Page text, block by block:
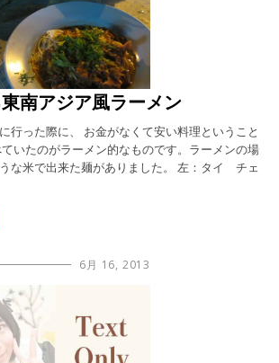
南アジア風ラーメン
行った際に、 お金がなくて安い料理ということ
いたのがラーメン的なものです。ラーメンの場
な米で出来た麺がありました。 左：タイ チェ
6月 16, 2013